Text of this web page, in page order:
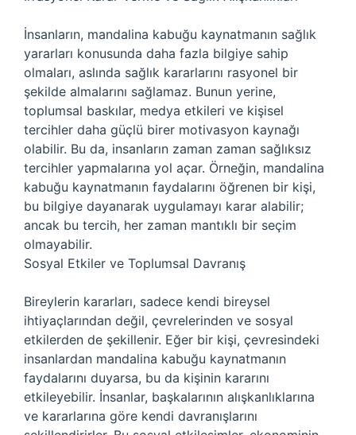
İnsanların, mandalina kabuğu kaynatmanın sağlık
yararları konusunda daha fazla bilgiye sahip
olmaları, aslında sağlık kararlarını rasyonel bir
şekilde almalarını sağlamaz. Bunun yerine,
toplumsal baskılar, medya etkileri ve kişisel
tercihler daha güçlü birer motivasyon kaynağı
olabilir. Bu da, insanların zaman zaman sağlıksız
tercihler yapmalarına yol açar. Örneğin, mandalina
kabuğu kaynatmanın faydalarını öğrenen bir kişi,
bu bilgiye dayanarak uygulamayı karar alabilir;
ancak bu tercih, her zaman mantıklı bir seçim
olmayabilir.
Sosyal Etkiler ve Toplumsal Davranış
Bireylerin kararları, sadece kendi bireysel
ihtiyaçlarından değil, çevrelerinden ve sosyal
etkilerden de şekillenir. Eğer bir kişi, çevresindeki
insanlardan mandalina kabuğu kaynatmanın
faydalarını duyarsa, bu da kişinin kararını
etkileyebilir. İnsanlar, başkalarının alışkanlıklarına
ve kararlarına göre kendi davranışlarını